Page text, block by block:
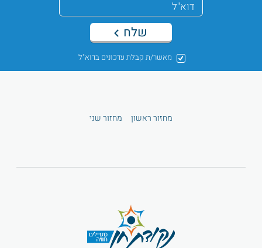
מאשר/ת קבלת עדכונים בדוא"ל
שלח
מחזור ראשון מחזור שני